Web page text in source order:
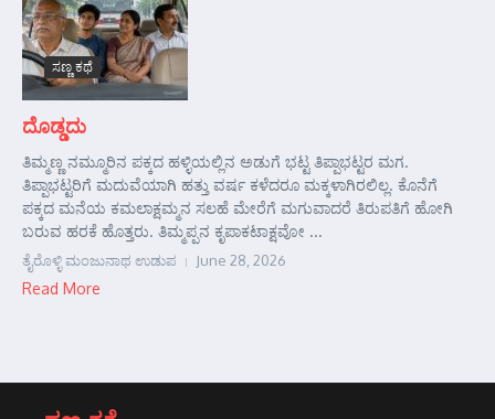
ಸಣ್ಣ ಕಥೆ
ದೊಡ್ಡದು
ತಿಮ್ಮಣ್ಣ ನಮ್ಮೂರಿನ ಪಕ್ಕದ ಹಳ್ಳಿಯಲ್ಲಿನ ಅಡುಗೆ ಭಟ್ಟ ತಿಪ್ಪಾಭಟ್ಟರ ಮಗ.
ತಿಪ್ಪಾಭಟ್ಟರಿಗೆ ಮದುವೆಯಾಗಿ ಹತ್ತು ವರ್ಷ ಕಳೆದರೂ ಮಕ್ಕಳಾಗಿರಲಿಲ್ಲ. ಕೊನೆಗೆ
ಪಕ್ಕದ ಮನೆಯ ಕಮಲಾಕ್ಷಮ್ಮನ ಸಲಹೆ ಮೇರೆಗೆ ಮಗುವಾದರೆ ತಿರುಪತಿಗೆ ಹೋಗಿ
ಬರುವ ಹರಕೆ ಹೊತ್ತರು. ತಿಮ್ಮಪ್ಪನ ಕೃಪಾಕಟಾಕ್ಷವೋ ...
ತೈರೊಳ್ಳಿ ಮಂಜುನಾಥ ಉಡುಪ June 28, 2026
Read More